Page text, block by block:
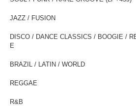
JAZZ / FUSION
DISCO / DANCE CLASSICS / BOOGIE /
E
BRAZIL / LATIN / WORLD
REGGAE
R&B